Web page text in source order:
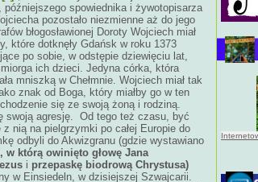
późniejszego spowiednika i żywotopisarza
pozostało niezmienne aż do jego
błogosławionej Doroty Wojciech miał
które dotknęły Gdańsk w roku 1373
po sobie, w odstępie dziewięciu lat,
ich dzieci. Jedyna córka, która
mniszką w Chełmnie. Wojciech miał tak
znak od Boga, który miałby go w ten
się ze swoją żoną i rodziną.
swoją agresję. Od tego też czasu, być
nią na pielgrzymki po całej Europie do
odbyli do Akwizgranu (gdzie wystawiano
w którą owinięto głowę Jana
i przepaskę biodrową Chrystusa)
w Einsiedeln, w dzisiejszej Szwajcarii.